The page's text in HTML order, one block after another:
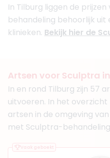
(10
FunctieHuisarts
Aantal jaar ervaring
Klinieken
De Huidkliniek Tilburg
De Huidkliniek Breda
+ 2 meer
In Tilburg liggen de
behandeling behoorlijk uit
klinieken. Bekijk hier de
Artsen voor Sculptra
In en rond Tilburg zijn 57
uitvoeren. In het
artsen in de omgeving
met Sculptra-
Vaak geboekt